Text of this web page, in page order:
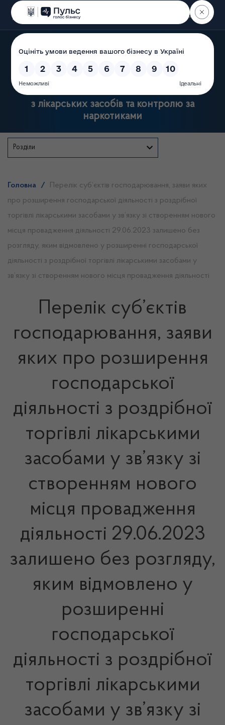
Пошук
Державна служба України
з лікарських засобів та контролю за
наркотиками
Розділи
Головна /
Перелік суб’єктів господарювання, заяви яких
про розширення господарської діяльності з роздрібної
торгівлі лікарськими засобами у зв’язку зі створенням нового
місця провадження діяльності 29.06.2023 залишено без
розгляду, яким відмовлено у розширенні господарської
діяльності з роздрібної торгівлі лікарськими засобами у
зв’язку зі створенням нового місця провадження діяльності
Перелік суб’єктів
господарювання, заяви
яких про розширення
господарської
діяльності з роздрібної
торгівлі лікарськими
засобами у зв’язку зі
створенням нового
місця провадження
діяльності 29.06.2023
залишено без розгляду,
яким відмовлено у
розширенні
господарської
діяльності з роздрібної
торгівлі лікарськими
засобами у зв’язку зі